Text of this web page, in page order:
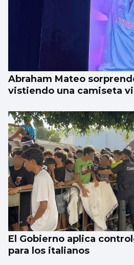
Abraham Mateo
vistiendo una camiseta
El Gobierno aplica
para los italianos